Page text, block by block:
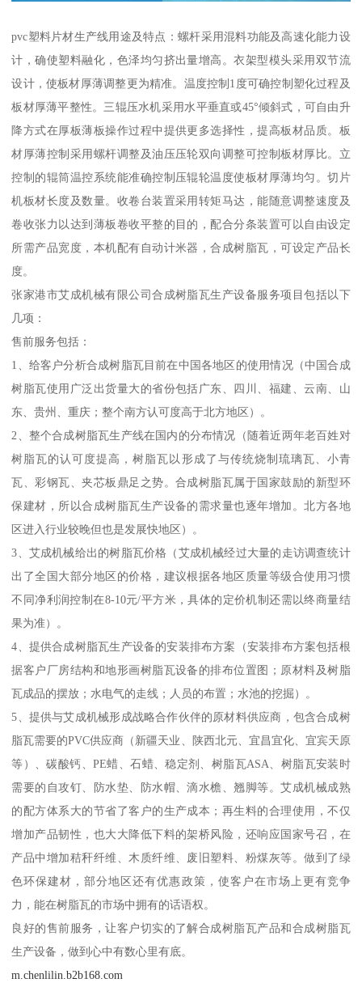
pvc塑料片材生产线用途及特点：螺杆采用混料功能及高速化能力设
计，确使塑料融化，色泽均匀挤出量增高。衣架型模头采用双节流
设计，使板材厚薄调整更为精准。温度控制1度可确控制塑化过程及
板材厚薄平整性。三辊压水机采用水平垂直或45°倾斜式，可自由升
降方式在厚板薄板操作过程中提供更多选择性，提高板材品质。板
材厚薄控制采用螺杆调整及油压压轮双向调整可控制板材厚比。立
控制的辊筒温控系统能准确控制压辊轮温度使板材厚薄均匀。切片
机板材长度及数量。收卷台装置采用转矩马达，能随意调整速度及
卷收张力以达到薄板卷收平整的目的，配合分条装置可以自由设定
所需产品宽度，本机配有自动计米器，合成树脂瓦，可设定产品长
度。
张家港市艾成机械有限公司合成树脂瓦生产设备服务项目包括以下
几项：
售前服务包括：
1、给客户分析合成树脂瓦目前在中国各地区的使用情况（中国合成
树脂瓦使用广泛出货量大的省份包括广东、四川、福建、云南、山
东、贵州、重庆；整个南方认可度高于北方地区）。
2、整个合成树脂瓦生产线在国内的分布情况（随着近两年老百姓对
树脂瓦的认可度提高，树脂瓦以形成了与传统烧制琉璃瓦、小青
瓦、彩钢瓦、夹芯板鼎足之势。合成树脂瓦属于国家鼓励的新型环
保建材，所以合成树脂瓦生产设备的需求量也逐年增加。北方各地
区进入行业较晚但也是发展快地区）。
3、艾成机械给出的树脂瓦价格（艾成机械经过大量的走访调查统计
出了全国大部分地区的价格，建议根据各地区质量等级合使用习惯
不同净利润控制在8-10元/平方米，具体的定价机制还需以终商量结
果为准）。
4、提供合成树脂瓦生产设备的安装排布方案（安装排布方案包括根
据客户厂房结构和地形画树脂瓦设备的排布位置图；原材料及树脂
瓦成品的摆放；水电气的走线；人员的布置；水池的挖掘）。
5、提供与艾成机械形成战略合作伙伴的原材料供应商，包含合成树
脂瓦需要的PVC供应商（新疆天业、陕西北元、宜昌宜化、宜宾天原
等）、碳酸钙、PE蜡、石蜡、稳定剂、树脂瓦ASA、树脂瓦安装时
需要的自攻钉、防水垫、防水帽、滴水檐、翘脚等。艾成机械成熟
的配方体系大的节省了客户的生产成本；再生料的合理使用，不仅
增加产品韧性，也大大降低下料的架桥风险，还响应国家号召，在
产品中增加秸秆纤维、木质纤维、废旧塑料、粉煤灰等。做到了绿
色环保建材，部分地区还有优惠政策，使客户在市场上更有竞争
力，能在树脂瓦的市场中拥有的话语权。
良好的售前服务，让客户切实的了解合成树脂瓦产品和合成树脂瓦
生产设备，做到心中有数心里有底。
m.chenlilin.b2b168.com